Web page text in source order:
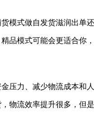
模式做自发货滋润出单
品模式可能会更适合你
力、减少物流成本和
流效率提升很多，但